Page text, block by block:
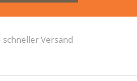
schneller Versand